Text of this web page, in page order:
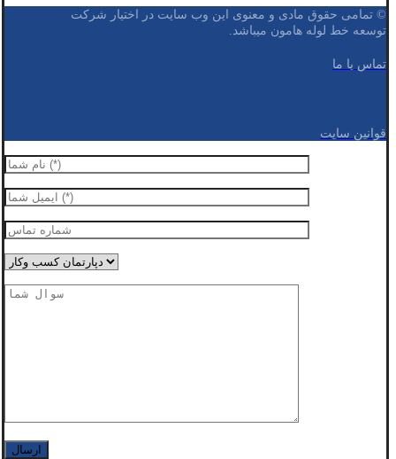
© تمامی حقوق مادی و معنوی این وب سایت در اختیار شرکت
توسعه خط لوله هامون میباشد.
تماس با ما
قوانین سایت